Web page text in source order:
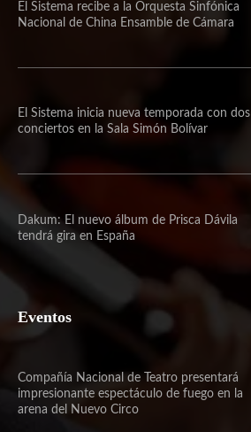
El Sistema recibe a la Orquesta Sinfónica
Nacional de China Ensamble de Cámara
El Sistema inicia nueva temporada con dos
conciertos en la Sala Simón Bolívar
Dakum: El nuevo álbum de Prisca Dávila
tendrá gira en España
Eventos
Compañía Nacional de Teatro presentará
impresionante espectáculo de fuego en la
arena del Nuevo Circo